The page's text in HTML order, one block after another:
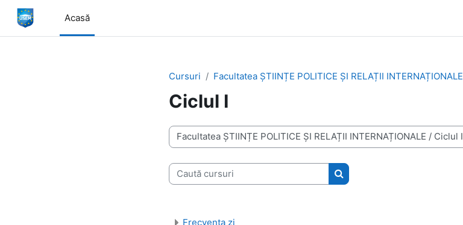
Sari la conţinutul principal
Acasă
Cursuri Facultatea ȘTIINȚE POLITICE ȘI RELAȚII INTERNAȚIONALE
Ciclul I
Categorii curs
Caută cursuri
Caută cursuri
Frecvența zi